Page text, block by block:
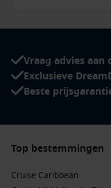
Vraag advies aan
Exclusieve
Beste
Top bestemmingen
Cruise Caribbean